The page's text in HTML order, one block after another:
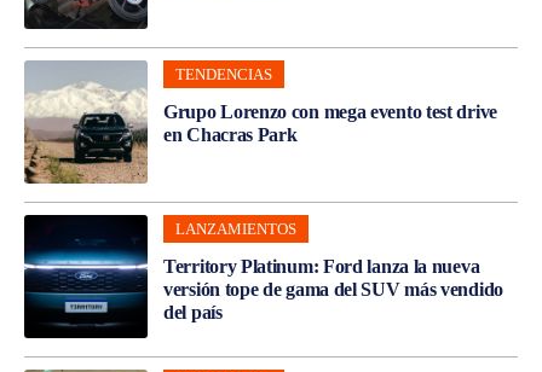
TENDENCIAS
Grupo Lorenzo con mega evento test drive
en Chacras Park
LANZAMIENTOS
Territory Platinum: Ford lanza la nueva
versión tope de gama del SUV más vendido
del país